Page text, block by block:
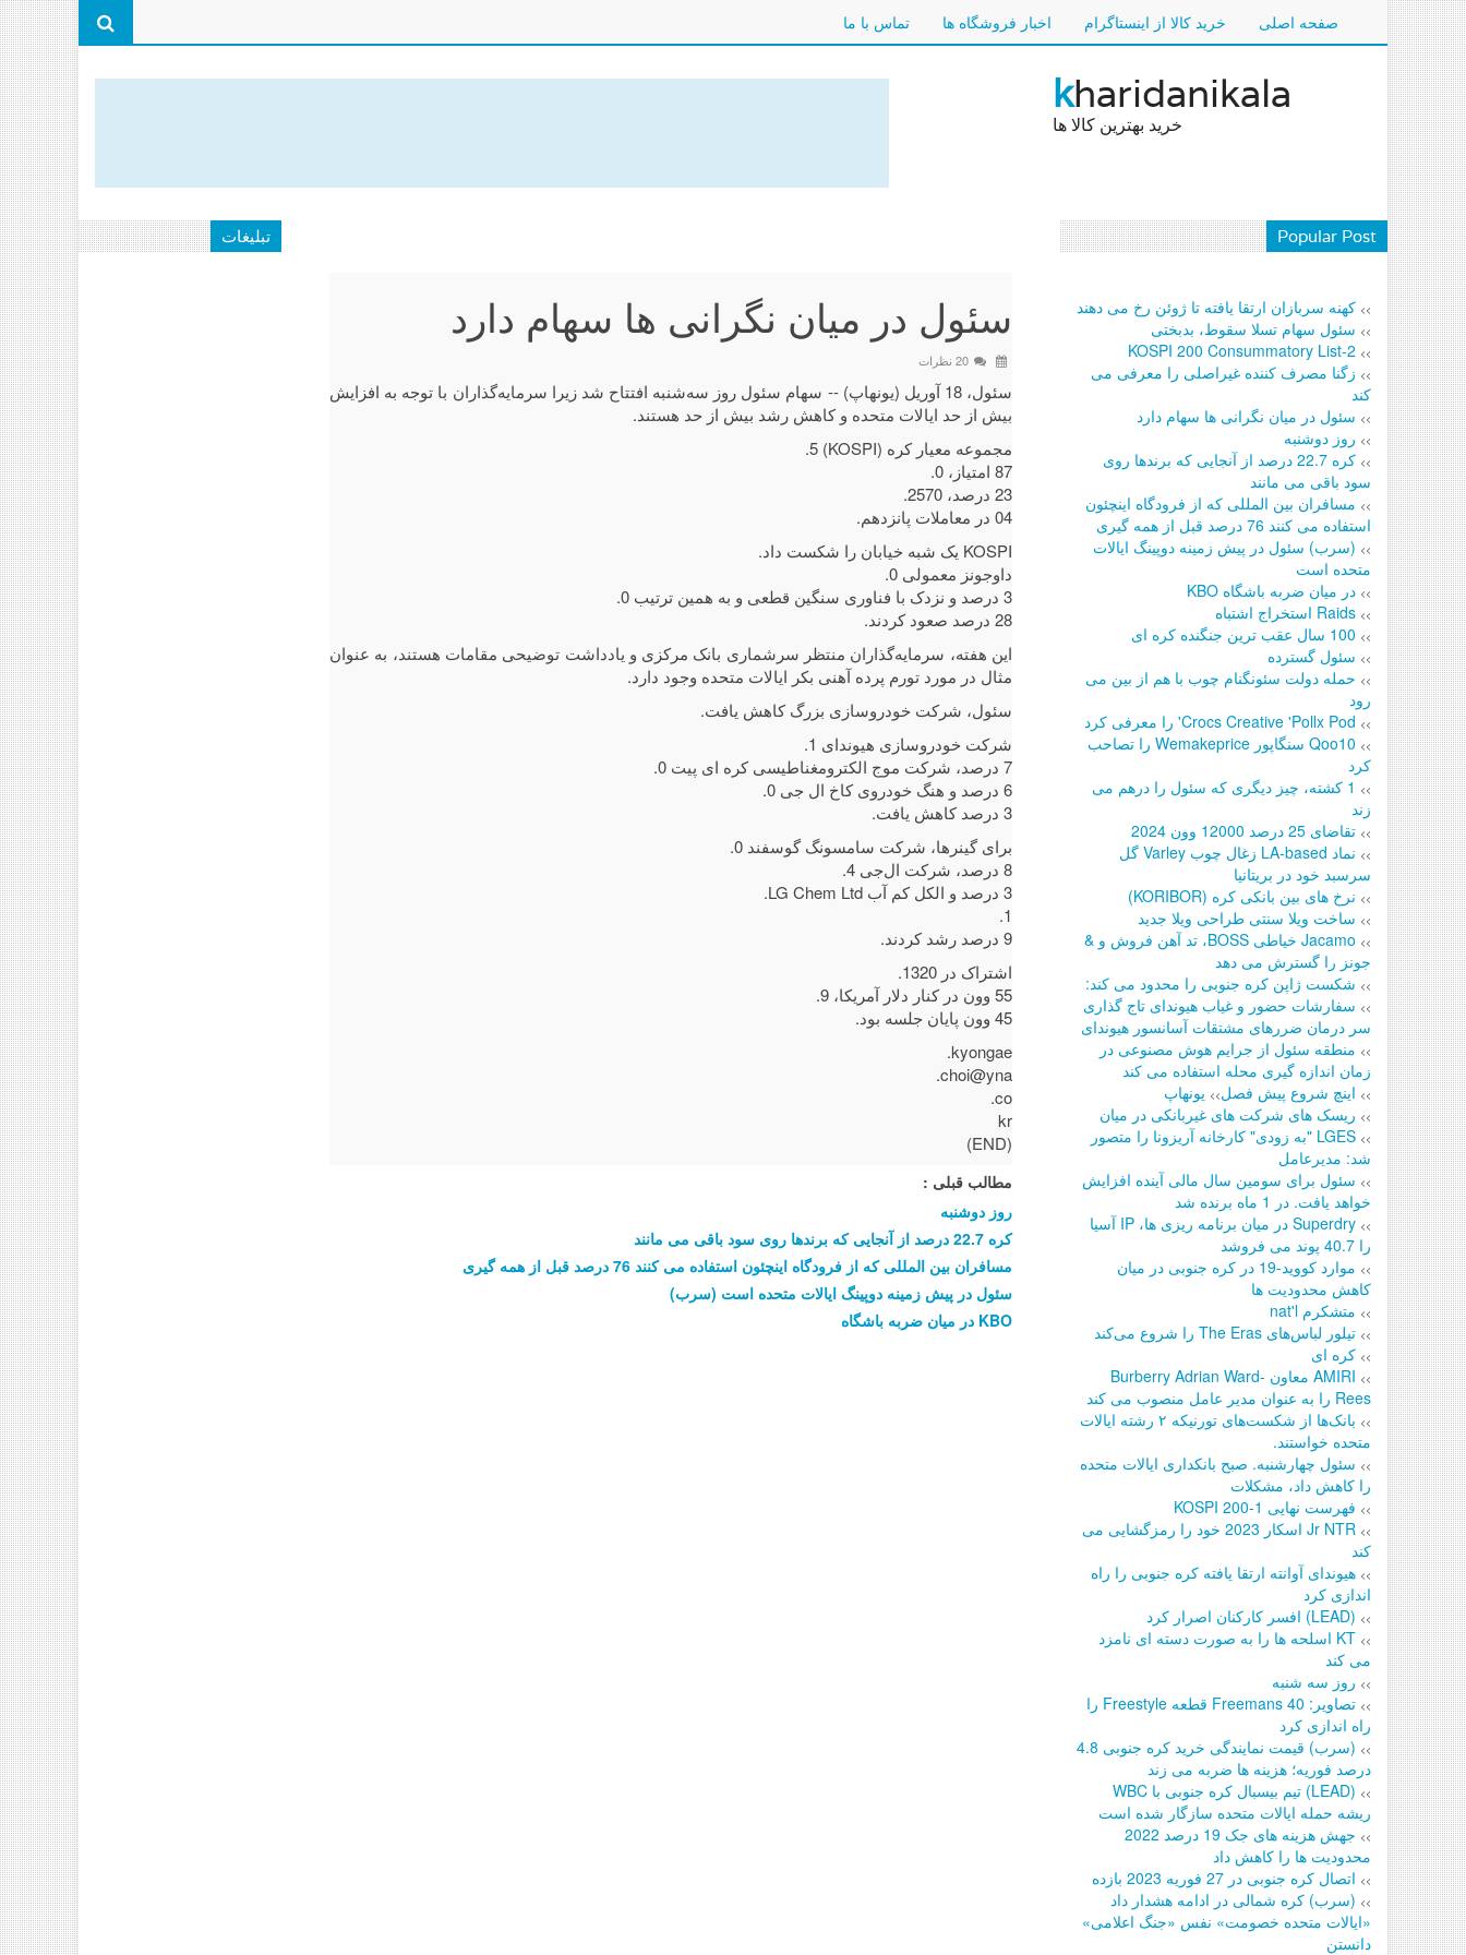
صفحه اصلی خرید کالا از اینستاگرام اخبار فروشگاه ها تماس با ما
kharidanikala
خرید بهترین کالا ها
تبلیغات
سئول در میان نگرانی ها سهام دارد
20 نظرات
سئول، 18 آوریل (یونهاپ) -- سهام سئول روز سه‌شنبه افتتاح شد زیرا سرمایه‌گذاران با توجه به افزایش
بیش از حد ایالات متحده و کاهش رشد بیش از حد هستند.
مجموعه معیار کره (KOSPI) 5.
87 امتیاز، 0.
23 درصد، 2570.
04 در معاملات پانزدهم.
KOSPI یک شبه خیابان را شکست داد.
داوجونز معمولی 0.
3 درصد و نزدک با فناوری سنگین قطعی و به همین ترتیب 0.
28 درصد صعود کردند.
این هفته، سرمایه‌گذاران منتظر سرشماری بانک مرکزی و یادداشت توضیحی مقامات هستند، به عنوان
مثال در مورد تورم پرده آهنی بکر ایالات متحده وجود دارد.
سئول، شرکت خودروسازی بزرگ کاهش یافت.
شرکت خودروسازی هیوندای 1.
7 درصد، شرکت موج الکترومغناطیسی کره ای پیت 0.
6 درصد و هنگ خودروی کاخ ال جی 0.
3 درصد کاهش یافت.
برای گینرها، شرکت سامسونگ گوسفند 0.
8 درصد، شرکت ال‌جی 4.
3 درصد و الکل کم آب LG Chem Ltd.
1.
9 درصد رشد کردند.
اشتراک در 1320.
55 وون در کنار دلار آمریکا، 9.
45 وون پایان جلسه بود.
kyongae.
choi@yna.
co.
kr
(END)
مطالب قبلی :
روز دوشنبه
کره 22.7 درصد از آنجایی که برندها روی سود باقی می مانند
مسافران بین المللی که از فرودگاه اینچئون استفاده می کنند 76 درصد قبل از همه گیری
(سرب) سئول در پیش زمینه دوپینگ ایالات متحده است
در میان ضربه باشگاه KBO
Popular Post
>> کهنه سربازان ارتقا یافته تا ژوئن رخ می دهند
>> سئول سهام تسلا سقوط، بدبختی
>>
KOSPI 200 Consummatory List-2
>> زگنا مصرف کننده غیراصلی را معرفی می
کند
>> سئول در میان نگرانی ها سهام دارد
>> روز دوشنبه
>>
کره 22.7 درصد از آنجایی که برندها روی
سود باقی می مانند
>> مسافران بین المللی که از فرودگاه اینچئون
استفاده می کنند 76 درصد قبل از همه گیری
>> (سرب) سئول در پیش زمینه دوپینگ ایالات
متحده است
>> در میان ضربه باشگاه KBO
>> Raids استخراج اشتباه
>> 100 سال عقب ترین جنگنده کره ای
>> سئول گسترده
>> حمله دولت سئونگنام چوب با هم از بین می
رود
>> Crocs Creative 'Pollx Pod' را معرفی کرد
>>
Qoo10 سنگاپور Wemakeprice را تصاحب
کرد
>>
1 کشته، چیز دیگری که سئول را درهم می
زند
>> تقاضای 25 درصد 12000 وون 2024
>>
نماد LA-based زغال چوب Varley گل
سرسبد خود در بریتانیا
>> نرخ های بین بانکی کره (KORIBOR)
>> ساخت ویلا سنتی طراحی ویلا جدید
>>
Jacamo خیاطی BOSS، تد آهن فروش و &
جونز را گسترش می دهد
>> شکست ژاپن کره جنوبی را محدود می کند:
>> سفارشات حضور و غیاب هیوندای تاج گذاری
سر درمان ضررهای مشتقات آسانسور هیوندای
>> منطقه سئول از جرایم هوش مصنوعی در
زمان اندازه گیری محله استفاده می کند
>> اینچ شروع پیش فصل>> یونهاپ
>> ریسک های شرکت های غیربانکی در میان
>>
LGES "به زودی" کارخانه آریزونا را متصور
شد: مدیرعامل
>> سئول برای سومین سال مالی آینده افزایش
خواهد یافت. در 1 ماه برنده شد
>>
Superdry در میان برنامه ریزی ها، IP آسیا
را 40.7 پوند می فروشد
>>
موارد کووید-19 در کره جنوبی در میان
کاهش محدودیت ها
>> متشکرم nat'l
>> تیلور لباس‌های The Eras را شروع می‌کند
>> کره ای
>>
AMIRI معاون Burberry Adrian Ward-
Rees را به عنوان مدیر عامل منصوب می کند
>>
بانک‌ها از شکست‌های تورنیکه ۲ رشته ایالات
متحده خواستند.
>> سئول چهارشنبه. صبح بانکداری ایالات متحده
را کاهش داد، مشکلات
>> فهرست نهایی KOSPI 200-1
>>
Jr NTR اسکار 2023 خود را رمزگشایی می
کند
>> هیوندای آوانته ارتقا یافته کره جنوبی را راه
اندازی کرد
>> (LEAD) افسر کارکنان اصرار کرد
>>
KT اسلحه ها را به صورت دسته ای نامزد
می کند
>> روز سه شنبه
>>
تصاویر: Freemans 40 قطعه Freestyle را
راه اندازی کرد
>>
(سرب) قیمت نمایندگی خرید کره جنوبی 4.8
درصد فوریه؛ هزینه ها ضربه می زند
>>
(LEAD) تیم بیسبال کره جنوبی با WBC
ریشه حمله ایالات متحده سازگار شده است
>>
جهش هزینه های جک 19 درصد 2022
محدودیت ها را کاهش داد
>> اتصال کره جنوبی در 27 فوریه 2023 بازده
>> (سرب) کره شمالی در ادامه هشدار داد
«ایالات متحده خصومت» نفس «جنگ اعلامی»
دانستن